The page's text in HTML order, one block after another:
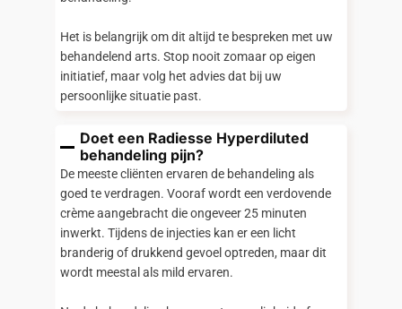
Het is belangrijk om dit altijd te bespreken met uw
behandelend arts. Stop nooit zomaar op eigen
initiatief, maar volg het advies dat bij uw
persoonlijke situatie past.
Doet een Radiesse Hyperdiluted
behandeling pijn?
De meeste cliënten ervaren de behandeling als
goed te verdragen. Vooraf wordt een verdovende
crème aangebracht die ongeveer 25 minuten
inwerkt. Tijdens de injecties kan er een licht
branderig of drukkend gevoel optreden, maar dit
wordt meestal als mild ervaren.